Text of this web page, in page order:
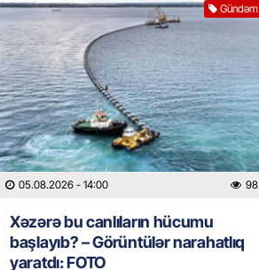
Gündəm
05.08.2026 - 14:00 98
Xəzərə bu canlıların hücumu
başlayıb? – Görüntülər narahatlıq
yaratdı: FOTO